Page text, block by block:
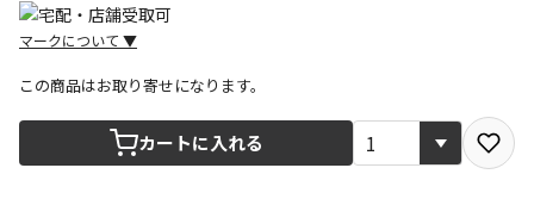
マークについて ▼
宅配や店舗受取を選択できる商品です
この商品はお取り寄せになります。
カートに入れる